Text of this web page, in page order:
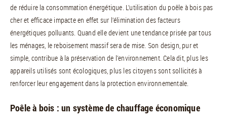
de réduire la consommation énergétique. L’utilisation du poêle à bois pas
cher et efficace impacte en effet sur l’élimination des facteurs
énergétiques polluants. Quand elle devient une tendance prisée par tous
les ménages, le reboisement massif sera de mise. Son design, pur et
simple, contribue à la préservation de l’environnement. Cela dit, plus les
appareils utilisés sont écologiques, plus les citoyens sont sollicités à
renforcer leur engagement dans la protection environnementale.
Poêle à bois : un système de chauffage économique